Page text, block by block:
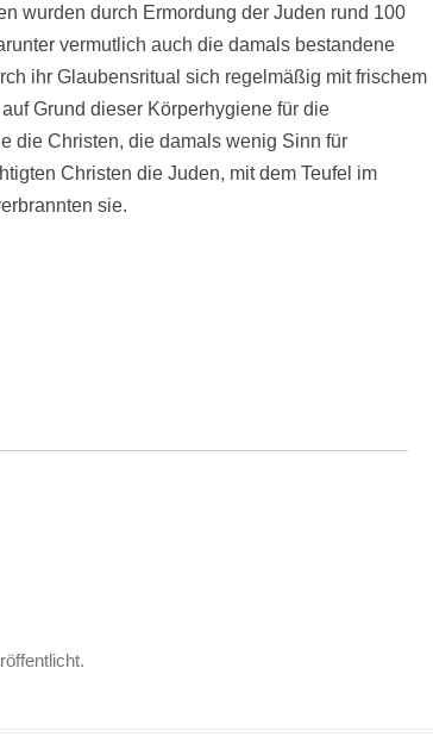
wurden durch Ermordung der Juden rund 100
vermutlich auch die damals bestandene
ihr Glaubensritual sich regelmäßig mit frischem
Grund dieser Körperhygiene für die
die Christen, die damals wenig Sinn für
Christen die Juden, mit dem Teufel im
sie.